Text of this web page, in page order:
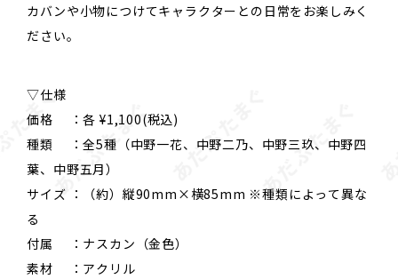
カバンや小物につけてキャラクターとの日常をお楽しみく
ださい。
▽仕様
価格 ：各 ¥1,100(税込)
種類 ：全5種（中野一花、中野二乃、中野三玖、中野四
葉、中野五月）
サイズ ：（約）縦90mm×横85mm ※種類によって異な
る
付属 ：ナスカン（金色）
素材 ：アクリル